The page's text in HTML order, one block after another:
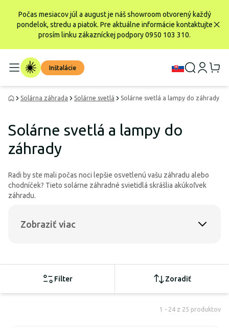
Počas mesiacov júl a august je náš showroom otvorený každý
pondelok, stredu a piatok. Pre aktuálne informácie kontaktujte
prosím linku zákazníckej podpory 0950 103 310.
Inštalácie
Solárna záhrada Solárne svetlá Solárne svetlá a lampy do záhrady
Solárne svetlá a lampy do
záhrady
Radi by ste mali počas noci lepšie osvetlenú vašu záhradu alebo
chodníček? Tieto solárne záhradné svietidlá skrášlia akúkoľvek
záhradu.
Zobraziť viac
Filter Zoradiť
1 - 24 z 25 produktov